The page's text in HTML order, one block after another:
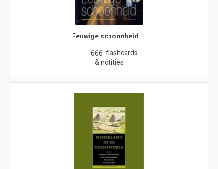
Eeuwige schoonheid
666 flashcards
& notities